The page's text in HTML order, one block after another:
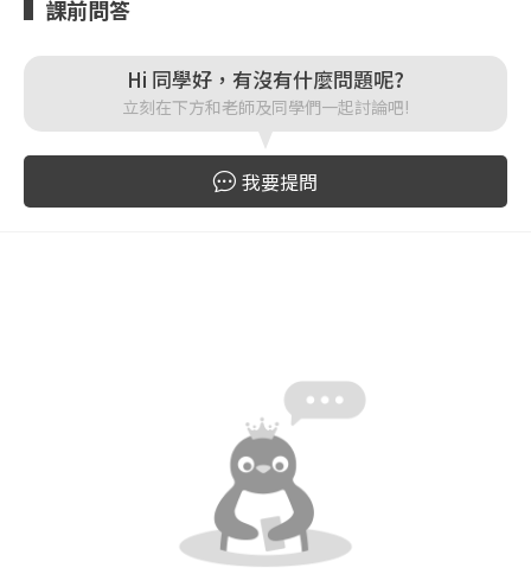
登入
註冊
按下註冊即代表你同意我們的使用者條款
課前問答
Hi 同學好，有沒有什麼問題呢?
立刻在下方和老師及同學們一起討論吧!
我要提問